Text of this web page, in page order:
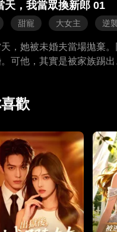
天，我當眾換新郎 01
甜寵 大女主 逆
，她被未婚夫當場拋棄
可他，其實是被家族踢
歡